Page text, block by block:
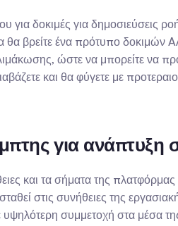
δοκιμές για δημοσιεύσεις
ένα πρότυπο δοκιμών A/
ώστε να μπορείτε να
και θα φύγετε με
για ανάπτυξη
και τα σήματα της
στις συνήθειες της
συμμετοχή στα μέσα